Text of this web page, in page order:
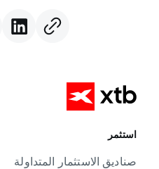
استثمر
صناديق الاستثمار المتداولة